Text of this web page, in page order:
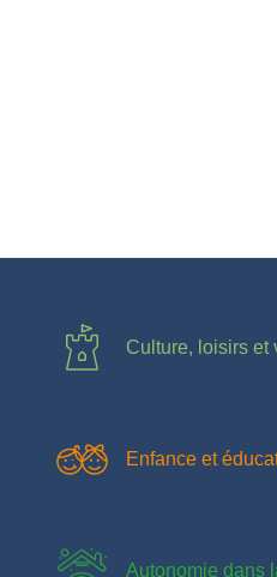
Culture, loisirs et
Enfance et
Autonomie dans